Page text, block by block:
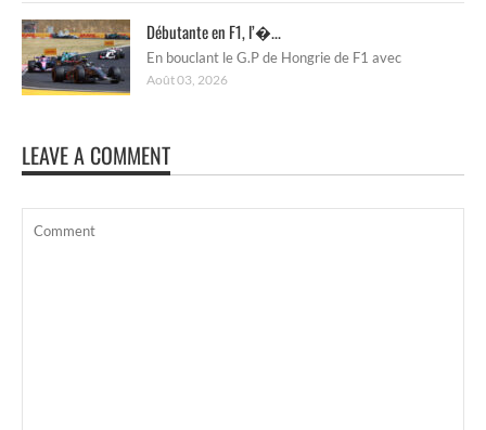
Débutante en F1, l’�...
En bouclant le G.P de Hongrie de F1 avec
Août 03, 2026
LEAVE A COMMENT